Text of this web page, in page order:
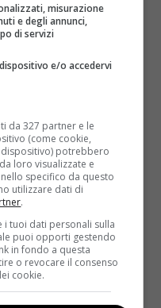
tra i 50 e i 70
davvero efficace
la causa della
mondo ogni anno.
IL
(nel 2016
di effettuare
si corrono.Anche
di
(il triplo delle
nel secondo). Lo
aveva
stato causato dal
poco tempo dopo.
misurazione
e degli annunci,
di servizi
e/o accedervi
da 327 partner e le
(come cookie,
potrebbero
loro visualizzate e
specifico da questo
utilizzare dati di
.
tuoi dati personali sulla
puoi opporti gestendo
in fondo a questa
o revocare il consenso
cookie.